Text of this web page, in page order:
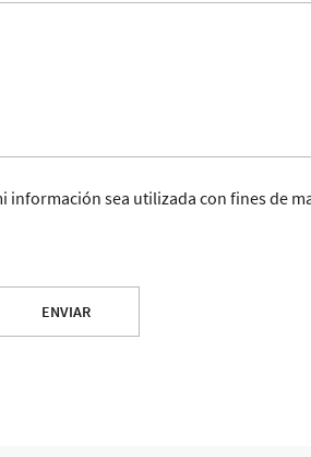
sea utilizada con fines de
ENVIAR